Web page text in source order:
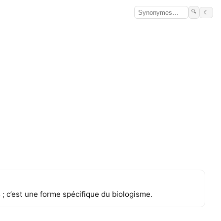
🔍 ☾
une forme spécifique du biologisme.